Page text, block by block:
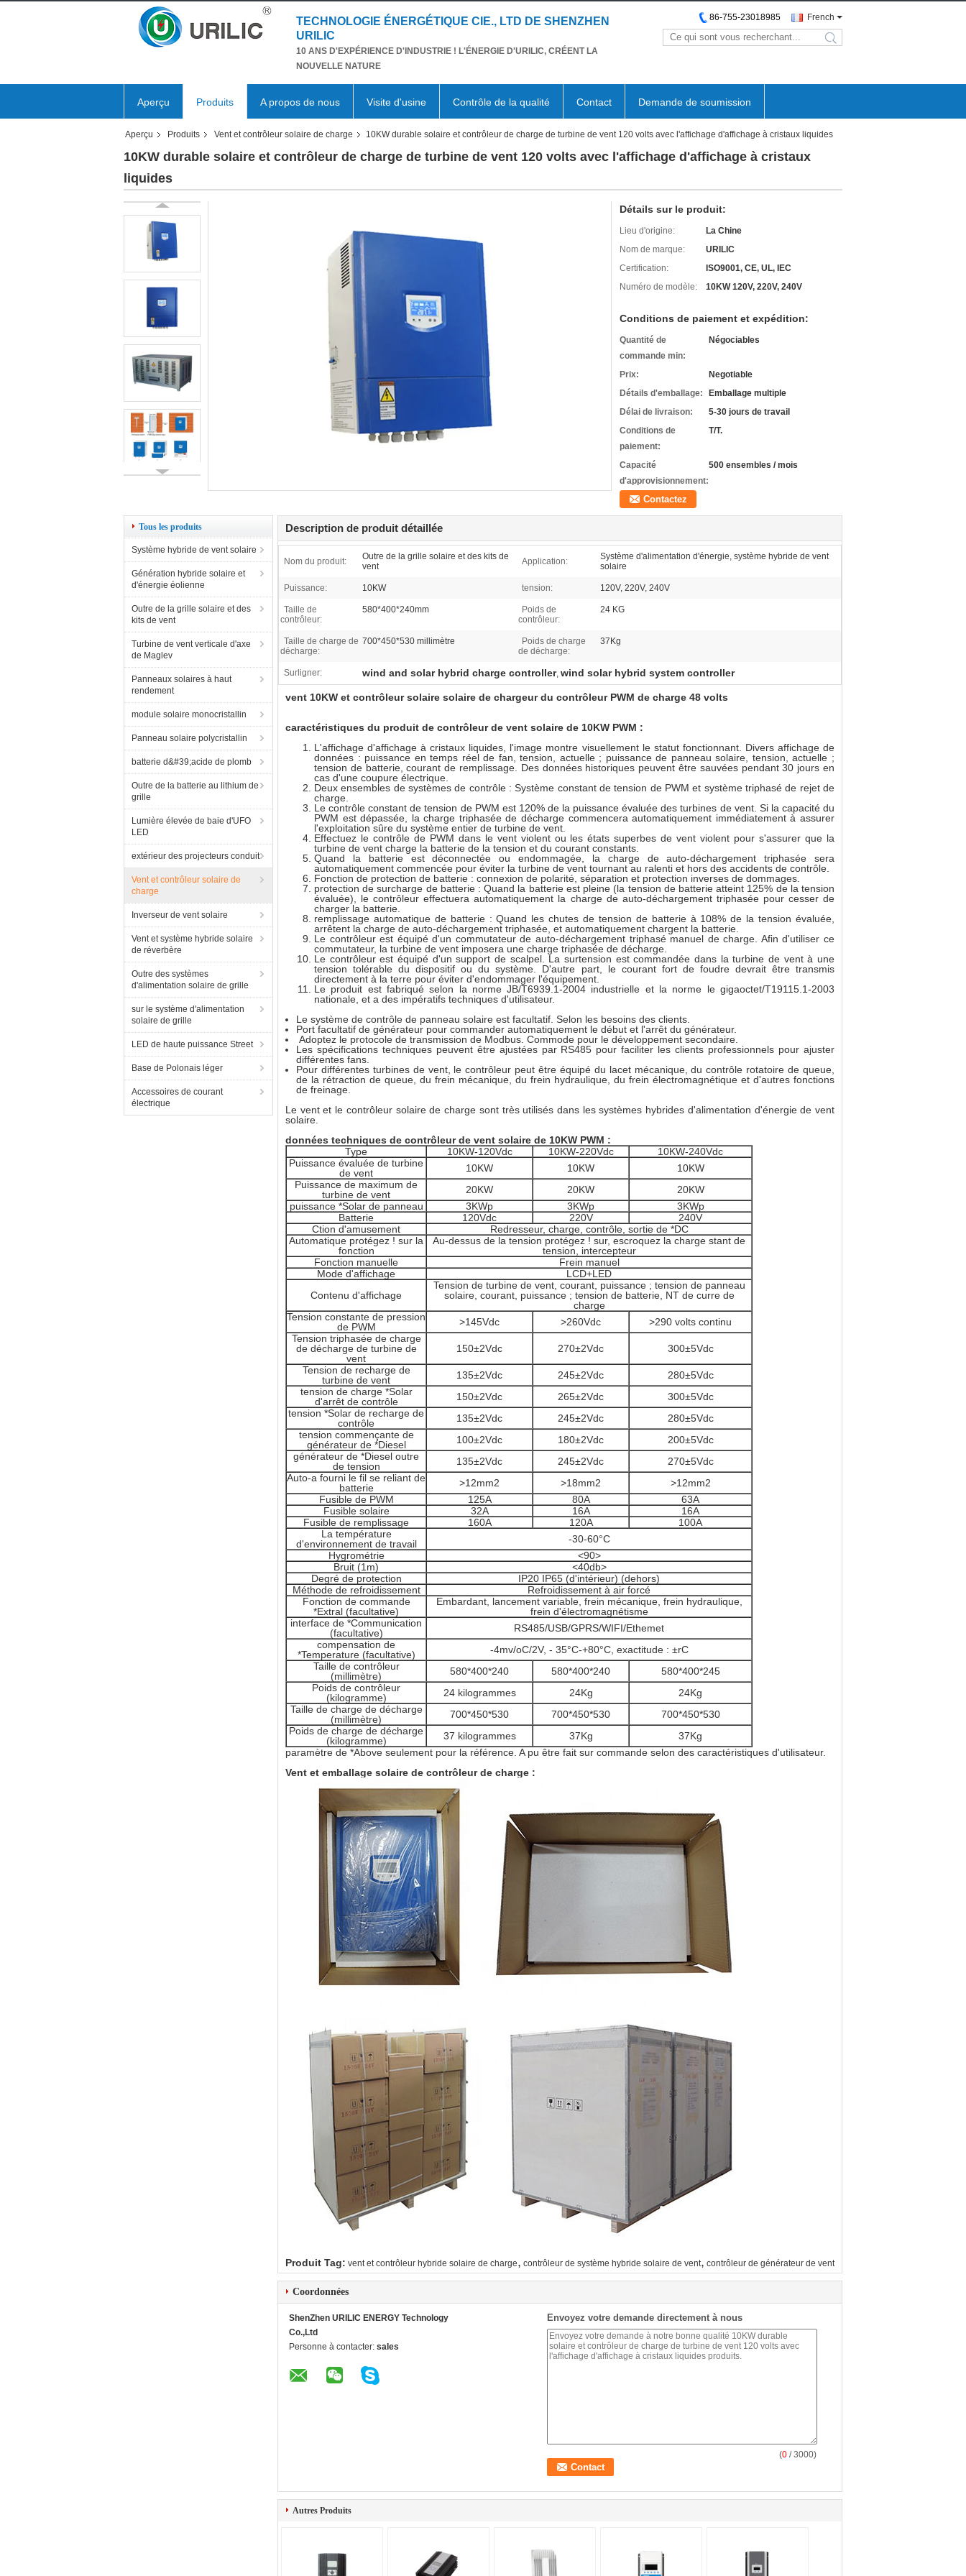
TECHNOLOGIE ÉNERGÉTIQUE CIE., LTD DE SHENZHEN
URILIC
10 ANS D'EXPÉRIENCE D'INDUSTRIE ! L'ÉNERGIE D'URILIC, CRÉENT LA
NOUVELLE NATURE
French
86-755-23018985
Aperçu Produits A propos de nous Visite d'usine Contrôle de la qualité Contact Demande de soumission
Aperçu Produits Vent et contrôleur solaire de charge 10KW durable solaire et contrôleur de charge de turbine de vent 120 volts avec l'affichage d'affichage à cristaux liquides
10KW durable solaire et contrôleur de charge de turbine de vent 120 volts avec l'affichage d'affichage à cristaux
liquides
Détails sur le produit:
Lieu d'origine:
La Chine
Nom de marque:
URILIC
Certification:
ISO9001, CE, UL, IEC
Numéro de modèle:
10KW 120V, 220V, 240V
Conditions de paiement et expédition:
Quantité de
commande min:
Négociables
Prix:
Negotiable
Détails d'emballage:
Emballage multiple
Délai de livraison:
5-30 jours de travail
Conditions de
paiement:
T/T.
Capacité
d'approvisionnement:
500 ensembles / mois
Contactez
Tous les produits
Système hybride de vent solaire
Génération hybride solaire et
d'énergie éolienne
Outre de la grille solaire et des
kits de vent
Turbine de vent verticale d'axe
de Maglev
Panneaux solaires à haut
rendement
module solaire monocristallin
Panneau solaire polycristallin
batterie d&#39;acide de plomb
Outre de la batterie au lithium de
grille
Lumière élevée de baie d'UFO
LED
extérieur des projecteurs conduit
Vent et contrôleur solaire de
charge
Inverseur de vent solaire
Vent et système hybride solaire
de réverbère
Outre des systèmes
d'alimentation solaire de grille
sur le système d'alimentation
solaire de grille
LED de haute puissance Street
Base de Polonais léger
Accessoires de courant
électrique
Description de produit détaillée
Nom du produit:
Outre de la grille solaire et des kits de
vent
Application:
Système d'alimentation d'énergie, système hybride de vent
solaire
Puissance: 10KW tension: 120V, 220V, 240V
Taille de
contrôleur:
580*400*240mm
Poids de
contrôleur:
24 KG
Taille de charge de
décharge:
700*450*530 millimètre
Poids de charge
de décharge:
37Kg
Surligner: wind and solar hybrid charge controller, wind solar hybrid system controller
vent 10KW et contrôleur solaire solaire de chargeur du contrôleur PWM de charge 48 volts
caractéristiques du produit de contrôleur de vent solaire de 10KW PWM :
L'affichage d'affichage à cristaux liquides, l'image montre visuellement le statut fonctionnant. Divers affichage de
données : puissance en temps réel de fan, tension, actuelle ; puissance de panneau solaire, tension, actuelle ;
tension de batterie, courant de remplissage. Des données historiques peuvent être sauvées pendant 30 jours en
cas d'une coupure électrique.
Deux ensembles de systèmes de contrôle : Système constant de tension de PWM et système triphasé de rejet de
charge.
Le contrôle constant de tension de PWM est 120% de la puissance évaluée des turbines de vent. Si la capacité du
PWM est dépassée, la charge triphasée de décharge commencera automatiquement immédiatement à assurer
l'exploitation sûre du système entier de turbine de vent.
Effectuez le contrôle de PWM dans le vent violent ou les états superbes de vent violent pour s'assurer que la
turbine de vent charge la batterie de la tension et du courant constants.
Quand la batterie est déconnectée ou endommagée, la charge de auto-déchargement triphasée sera
automatiquement commencée pour éviter la turbine de vent tournant au ralenti et hors des accidents de contrôle.
Fonction de protection de batterie : connexion de polarité, séparation et protection inverses de dommages.
protection de surcharge de batterie : Quand la batterie est pleine (la tension de batterie atteint 125% de la tension
évaluée), le contrôleur effectuera automatiquement la charge de auto-déchargement triphasée pour cesser de
charger la batterie.
remplissage automatique de batterie : Quand les chutes de tension de batterie à 108% de la tension évaluée,
arrêtent la charge de auto-déchargement triphasée, et automatiquement chargent la batterie.
Le contrôleur est équipé d'un commutateur de auto-déchargement triphasé manuel de charge. Afin d'utiliser ce
commutateur, la turbine de vent imposera une charge triphasée de décharge.
Le contrôleur est équipé d'un support de scalpel. La surtension est commandée dans la turbine de vent à une
tension tolérable du dispositif ou du système. D'autre part, le courant fort de foudre devrait être transmis
directement à la terre pour éviter d'endommager l'équipement.
Le produit est fabriqué selon la norme JB/T6939.1-2004 industrielle et la norme le gigaoctet/T19115.1-2003
nationale, et a des impératifs techniques d'utilisateur.
Le système de contrôle de panneau solaire est facultatif. Selon les besoins des clients.
Port facultatif de générateur pour commander automatiquement le début et l'arrêt du générateur.
Adoptez le protocole de transmission de Modbus. Commode pour le développement secondaire.
Les spécifications techniques peuvent être ajustées par RS485 pour faciliter les clients professionnels pour ajuster
différentes fans.
Pour différentes turbines de vent, le contrôleur peut être équipé du lacet mécanique, du contrôle rotatoire de queue,
de la rétraction de queue, du frein mécanique, du frein hydraulique, du frein électromagnétique et d'autres fonctions
de freinage.
Le vent et le contrôleur solaire de charge sont très utilisés dans les systèmes hybrides d'alimentation d'énergie de vent
solaire.
données techniques de contrôleur de vent solaire de 10KW PWM :
Type
10KW-120Vdc 10KW-220Vdc
10KW-240Vdc
Puissance évaluée de turbine
de vent
10KW 10KW
10KW
Puissance de maximum de
turbine de vent
20KW 20KW
20KW
puissance *Solar de panneau
3KWp 3KWp
3KWp
Batterie
120Vdc 220V
240V
Ction d'amusement
Redresseur, charge, contrôle, sortie de *DC
Automatique protégez ! sur la
fonction
Au-dessus de la tension protégez ! sur, escroquez la charge stant de
tension, intercepteur
Fonction manuelle
Frein manuel
Mode d'affichage
LCD+LED
Contenu d'affichage
Tension de turbine de vent, courant, puissance ; tension de panneau
solaire, courant, puissance ; tension de batterie, NT de curre de
charge
Tension constante de pression
de PWM
>145Vdc >260Vdc
>290 volts continu
Tension triphasée de charge
de décharge de turbine de
vent
150±2Vdc 270±2Vdc
300±5Vdc
Tension de recharge de
turbine de vent
135±2Vdc 245±2Vdc
280±5Vdc
tension de charge *Solar
d'arrêt de contrôle
150±2Vdc 265±2Vdc
300±5Vdc
tension *Solar de recharge de
contrôle
135±2Vdc 245±2Vdc
280±5Vdc
tension commençante de
générateur de *Diesel
100±2Vdc 180±2Vdc
200±5Vdc
générateur de *Diesel outre
de tension
135±2Vdc 245±2Vdc
270±5Vdc
Auto-a fourni le fil se reliant de
batterie
>12mm2 >18mm2
>12mm2
Fusible de PWM
125A 80A
63A
Fusible solaire
32A 16A
16A
Fusible de remplissage
160A 120A
100A
La température
d'environnement de travail
-30-60°C
Hygrométrie
<90>
Bruit (1m)
<40db>
Degré de protection
IP20 IP65 (d'intérieur) (dehors)
Méthode de refroidissement
Refroidissement à air forcé
Fonction de commande
*Extral (facultative)
Embardant, lancement variable, frein mécanique, frein hydraulique,
frein d'électromagnétisme
interface de *Communication
(facultative)
RS485/USB/GPRS/WIFI/Ethemet
compensation de
*Temperature (facultative)
-4mv/oC/2V, - 35°C-+80°C, exactitude : ±rC
Taille de contrôleur
(millimètre)
580*400*240 580*400*240
580*400*245
Poids de contrôleur
(kilogramme)
24 kilogrammes 24Kg
24Kg
Taille de charge de décharge
(millimètre)
700*450*530 700*450*530
700*450*530
Poids de charge de décharge
(kilogramme)
37 kilogrammes 37Kg
37Kg
paramètre de *Above seulement pour la référence. A pu être fait sur commande selon des caractéristiques d'utilisateur.
Vent et emballage solaire de contrôleur de charge :
Produit Tag: vent et contrôleur hybride solaire de charge, contrôleur de système hybride solaire de vent, contrôleur de générateur de vent
Coordonnées
ShenZhen URILIC ENERGY Technology
Co.,Ltd
Personne à contacter: sales
Envoyez votre demande directement à nous
(0 / 3000)
Autres Produits